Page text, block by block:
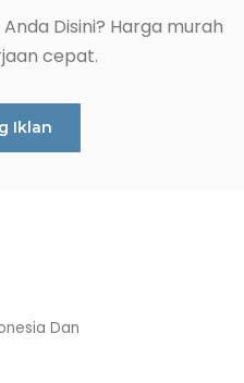
Disini? Harga murah
cepat.
Iklan
Dan